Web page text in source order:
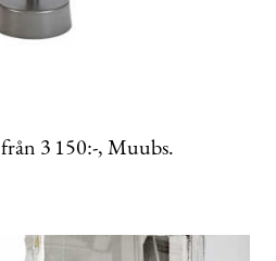
från 3 150:-, Muubs.